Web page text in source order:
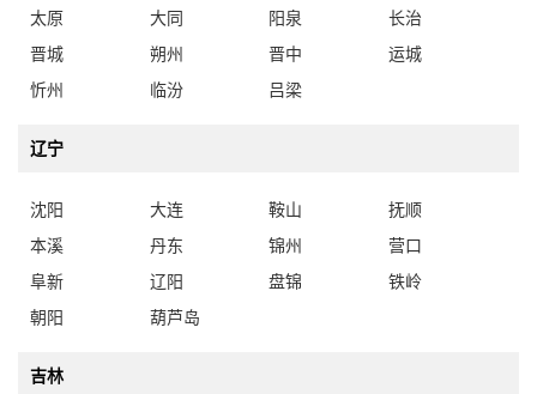
太原 大同 阳泉
长治
晋城
朔州 晋中
运城
忻州
临汾 吕梁
辽宁
沈阳 大连 鞍山
抚顺
本溪
丹东 锦州
营口
阜新
辽阳 盘锦
铁岭
朝阳
葫芦岛
吉林